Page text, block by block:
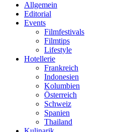
Allgemein
Editorial
Events
Filmfestivals
Filmtips
Lifestyle
Hotellerie
Frankreich
Indonesien
Kolumbien
Österreich
Schweiz
Spanien
Thailand